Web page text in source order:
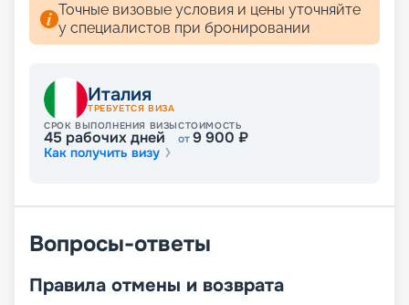
Точные визовые условия и цены уточняйте
у специалистов при бронировании
Италия
ТРЕБУЕТСЯ ВИЗА
СРОК ВЫПОЛНЕНИЯ ВИЗЫ
45 рабочих дней
СТОИМОСТЬ
от9 900 ₽
Как получить визу
Вопросы-ответы
Правила отмены и возврата